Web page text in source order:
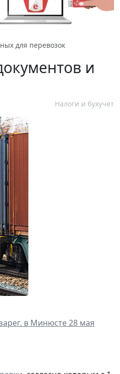
для перевозок
и
Налоги и бухучет
в Минюсте 28 мая